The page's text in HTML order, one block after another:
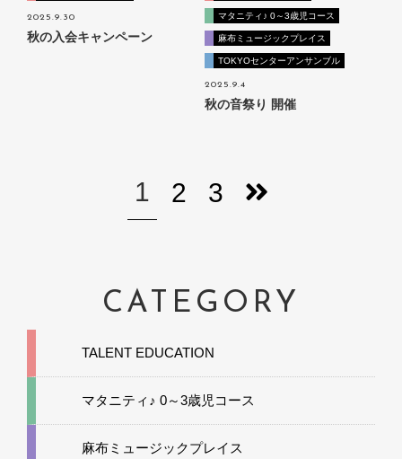
2025.9.30
秋の入会キャンペーン
マタニティ♪ 0～3歳児コース
麻布ミュージックプレイス
TOKYOセンターアンサンブル
2025.9.4
秋の音祭り 開催
1 2 3
CATEGORY
TALENT EDUCATION
マタニティ♪ 0～3歳児コース
麻布ミュージックプレイス